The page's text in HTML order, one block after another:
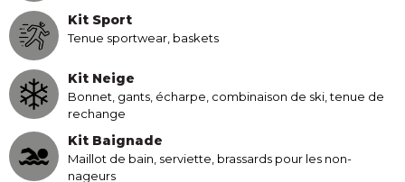
Tenue sportwear, baskets
Kit Sport
Bonnet, gants, écharpe, combinaison de ski, tenue de
rechange
Kit Neige
Maillot de bain, serviette, brassards pour les non-
nageurs
Kit Baignade